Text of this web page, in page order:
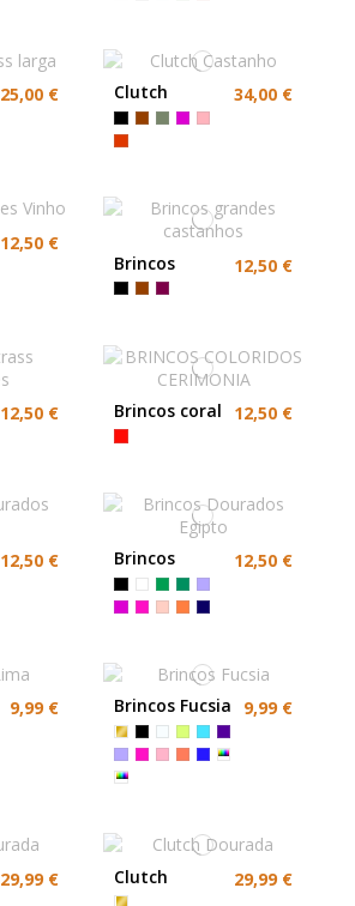
25,00 €
Clutch
Castanho
34,00 €
12,50 €
Brincos
grandes
castanhos
12,50 €
12,50 € Brincos coral 12,50 €
12,50 €
Brincos
Dourados
Egipto
12,50 €
9,99 € Brincos Fucsia 9,99 €
29,99 €
Clutch
Dourada
29,99 €